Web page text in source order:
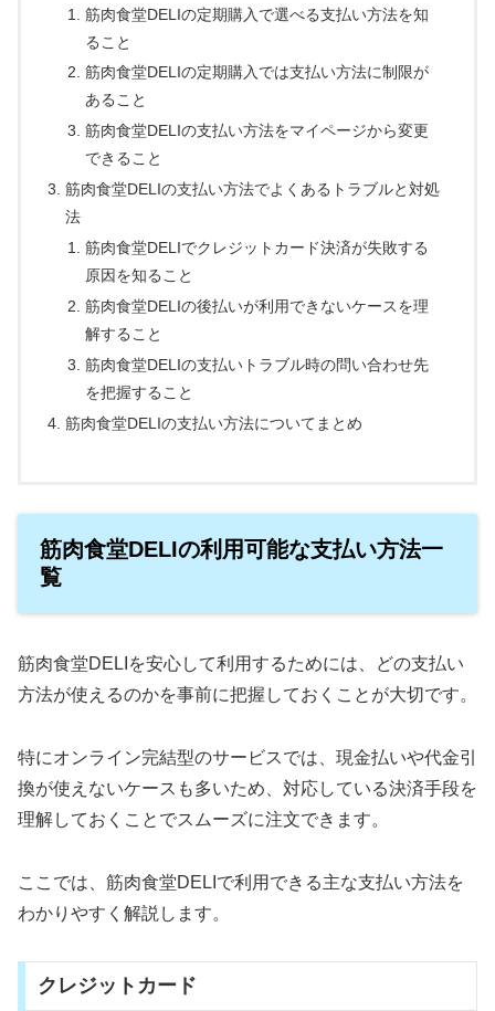
筋肉食堂DELIの定期購入で選べる支払い方法を知
ること
筋肉食堂DELIの定期購入では支払い方法に制限が
あること
筋肉食堂DELIの支払い方法をマイページから変更
できること
筋肉食堂DELIの支払い方法でよくあるトラブルと対処
法
筋肉食堂DELIでクレジットカード決済が失敗する
原因を知ること
筋肉食堂DELIの後払いが利用できないケースを理
解すること
筋肉食堂DELIの支払いトラブル時の問い合わせ先
を把握すること
筋肉食堂DELIの支払い方法についてまとめ
筋肉食堂DELIの利用可能な支払い方法一
覧
筋肉食堂DELIを安心して利用するためには、どの支払い
方法が使えるのかを事前に把握しておくことが大切です。
特にオンライン完結型のサービスでは、現金払いや代金引
換が使えないケースも多いため、対応している決済手段を
理解しておくことでスムーズに注文できます。
ここでは、筋肉食堂DELIで利用できる主な支払い方法を
わかりやすく解説します。
クレジットカード